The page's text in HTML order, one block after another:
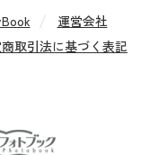
運営会社
取引法に基づく表記